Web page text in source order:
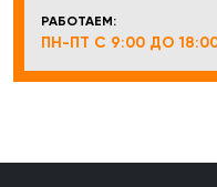
РАБОТАЕМ:
ПН-ПТ С 9:00 ДО